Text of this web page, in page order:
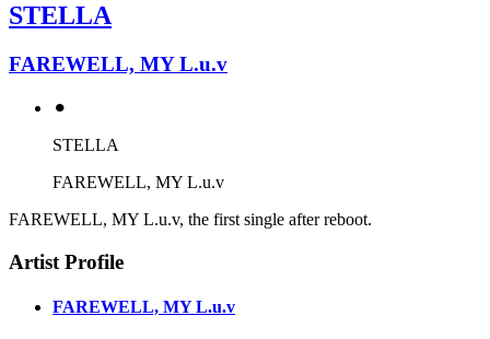
STELLA
FAREWELL, MY L.u.v
⚫︎
STELLA
FAREWELL, MY L.u.v
FAREWELL, MY L.u.v, the first single after reboot.
Artist Profile
FAREWELL, MY L.u.v